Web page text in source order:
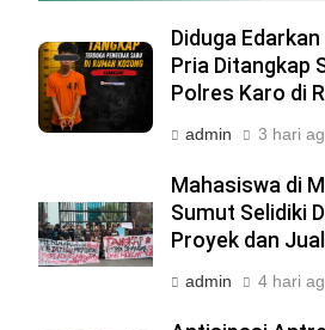
Diduga
Pria Ditangkap
Polres Karo di
admin 3 hari
Mahasiswa di
Sumut Selidiki
Proyek dan
admin 4 hari